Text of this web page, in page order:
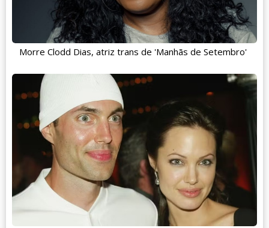
Morre Clodd Dias, atriz trans de 'Manhãs de Setembro'